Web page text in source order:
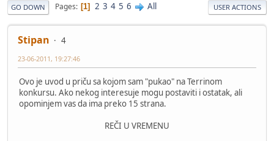
GO DOWN Pages 1 2 3 4 5 6 All USER ACTIONS
Stipan 4
23-06-2011, 19:27:46
Ovo je uvod u priču sa kojom sam "pukao" na Terrinom
konkursu. Ako nekog interesuje mogu postaviti i ostatak, ali
opominjem vas da ima preko 15 strana.
REČI U VREMENU